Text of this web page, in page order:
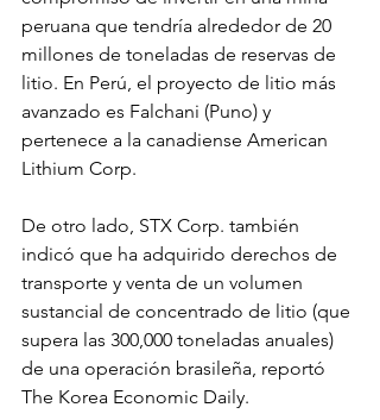
peruana que tendría alrededor de 20
millones de toneladas de reservas de
litio. En Perú, el proyecto de litio más
avanzado es Falchani (Puno) y
pertenece a la canadiense American
Lithium Corp.
De otro lado, STX Corp. también
indicó que ha adquirido derechos de
transporte y venta de un volumen
sustancial de concentrado de litio (que
supera las 300,000 toneladas anuales)
de una operación brasileña, reportó
The Korea Economic Daily.